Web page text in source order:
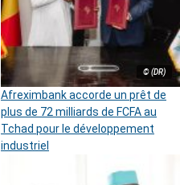
© (DR)
Afreximbank accorde un prêt de
plus de 72 milliards de FCFA au
Tchad pour le développement
industriel